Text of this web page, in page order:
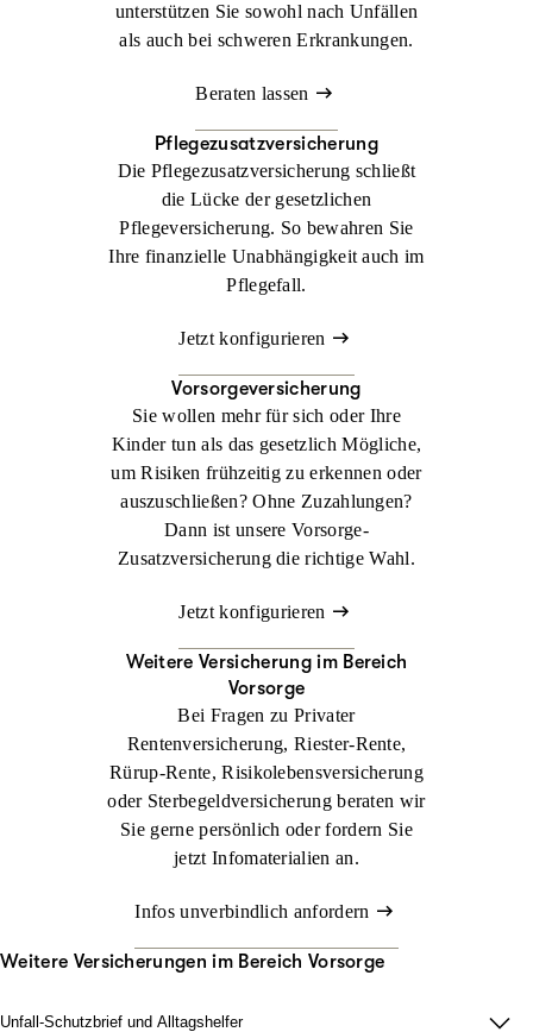
unterstützen Sie sowohl nach Unfällen
als auch bei schweren Erkrankungen.
Beraten lassen
Pflegezusatzversicherung
Die Pflegezusatzversicherung schließt
die Lücke der gesetzlichen
Pflegeversicherung. So bewahren Sie
Ihre finanzielle Unabhängigkeit auch im
Pflegefall.
Jetzt konfigurieren
Vorsorgeversicherung
Sie wollen mehr für sich oder Ihre
Kinder tun als das gesetzlich Mögliche,
um Risiken frühzeitig zu erkennen oder
auszuschließen? Ohne Zuzahlungen?
Dann ist unsere Vorsorge-
Zusatzversicherung die richtige Wahl.
Jetzt konfigurieren
Weitere Versicherung im Bereich
Vorsorge
Bei Fragen zu Privater
Rentenversicherung, Riester-Rente,
Rürup-Rente, Risikolebens­versicherung
oder Sterbegeldversicherung beraten wir
Sie gerne persönlich oder fordern Sie
jetzt Infomaterialien an.
Infos unverbindlich anfordern
Weitere Versicherungen im Bereich Vorsorge
Unfall-Schutzbrief und Alltagshelfer